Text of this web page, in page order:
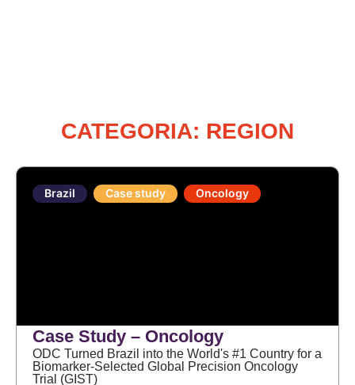
CATEGORIA: REGION
Brazil Case study Oncology
Case Study – Oncology
ODC Turned Brazil into the World's #1 Country for a
Biomarker-Selected Global Precision Oncology
Trial (GIST)